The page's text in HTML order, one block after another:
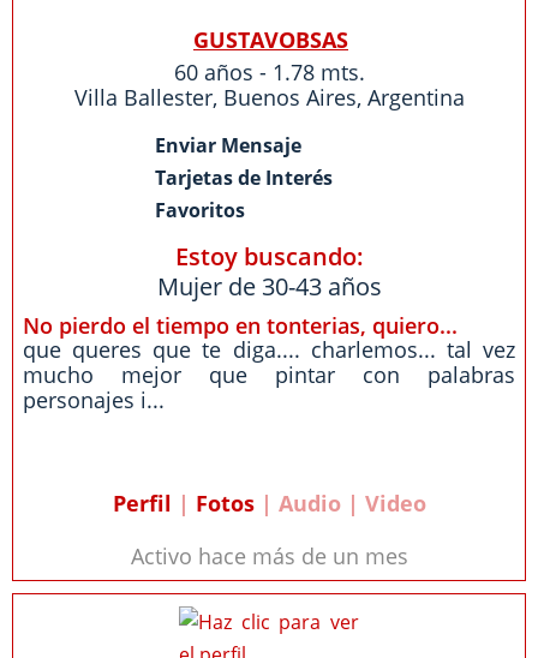
GUSTAVOBSAS
60 años - 1.78 mts.
Villa Ballester, Buenos Aires, Argentina
Enviar Mensaje
Tarjetas de Interés
Favoritos
Estoy buscando:
Mujer de 30-43 años
No pierdo el tiempo en tonterias, quiero...
que queres que te diga.... charlemos... tal vez
mucho mejor que pintar con palabras
personajes i...
Perfil | Fotos| Audio | Video
Activo hace más de un mes